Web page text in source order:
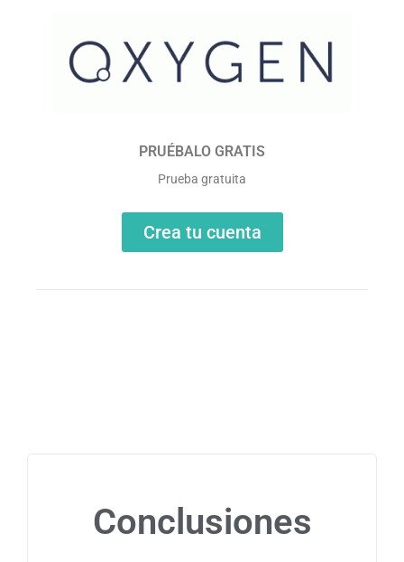
PRUÉBALO GRATIS
Prueba gratuita
Crea tu cuenta
Conclusiones